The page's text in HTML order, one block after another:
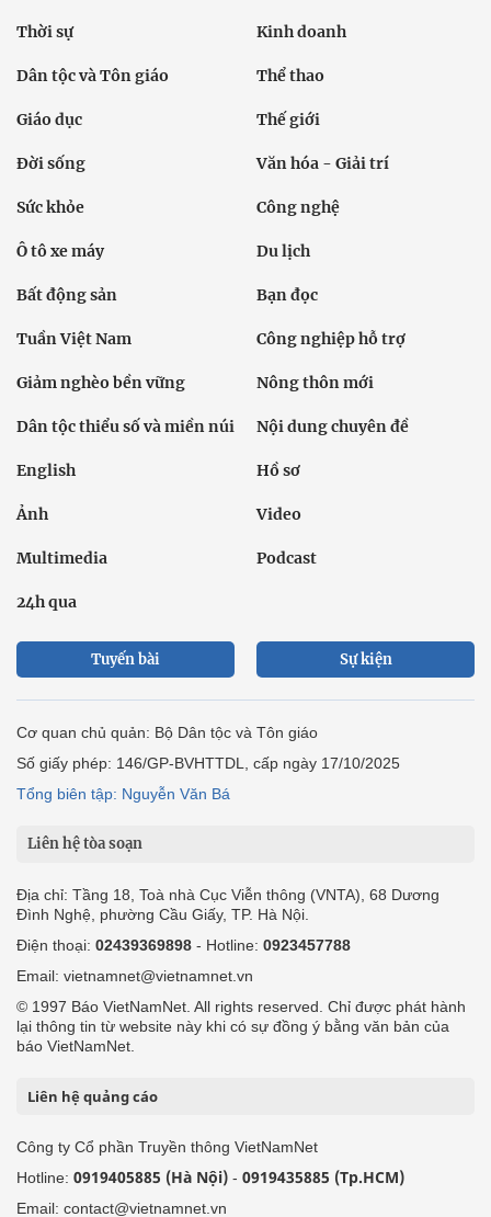
Thời sự Kinh doanh
Dân tộc và Tôn giáo Thể thao
Giáo dục Thế giới
Đời sống Văn hóa - Giải trí
Sức khỏe Công nghệ
Ô tô xe máy Du lịch
Bất động sản Bạn đọc
Tuần Việt Nam Công nghiệp hỗ trợ
Giảm nghèo bền vững Nông thôn mới
Dân tộc thiểu số và miền núi Nội dung chuyên đề
English Hồ sơ
Ảnh Video
Multimedia Podcast
24h qua
Tuyến bài Sự kiện
Cơ quan chủ quản: Bộ Dân tộc và Tôn giáo
Số giấy phép: 146/GP-BVHTTDL, cấp ngày 17/10/2025
Tổng biên tập: Nguyễn Văn Bá
Liên hệ tòa soạn
Địa chỉ: Tầng 18, Toà nhà Cục Viễn thông (VNTA), 68 Dương
Đình Nghệ, phường Cầu Giấy, TP. Hà Nội.
Điện thoại: 02439369898 - Hotline: 0923457788
Email: vietnamnet@vietnamnet.vn
© 1997 Báo VietNamNet. All rights reserved. Chỉ được phát hành
lại thông tin từ website này khi có sự đồng ý bằng văn bản của
báo VietNamNet.
Liên hệ quảng cáo
Công ty Cổ phần Truyền thông VietNamNet
Hotline: 0919405885 (Hà Nội) - 0919435885 (Tp.HCM)
Email: contact@vietnamnet.vn